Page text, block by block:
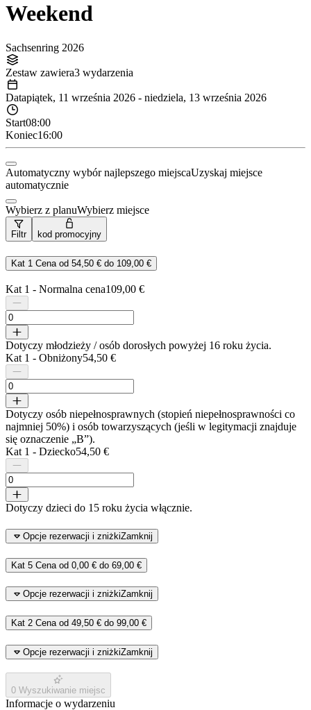
Weekend
Sachsenring 2026
Zestaw zawiera3 wydarzenia
Datapiątek, 11 września 2026 - niedziela, 13 września 2026
Start08:00
Koniec16:00
Automatyczny wybór najlepszego miejscaUzyskaj miejsce
automatycznie
Wybierz z planuWybierz miejsce
Filtr kod promocyjny
Kat 1 Cena od 54,50 € do 109,00 €
Kat 1 - Normalna cena109,00 €
Dotyczy młodzieży / osób dorosłych powyżej 16 roku życia.
Kat 1 - Obniżony54,50 €
Dotyczy osób niepełnosprawnych (stopień niepełnosprawności co
najmniej 50%) i osób towarzyszących (jeśli w legitymacji znajduje
się oznaczenie „B”).
Kat 1 - Dziecko54,50 €
Dotyczy dzieci do 15 roku życia włącznie.
Opcje rezerwacji i zniżkiZamknij
Kat 5 Cena od 0,00 € do 69,00 €
Opcje rezerwacji i zniżkiZamknij
Kat 2 Cena od 49,50 € do 99,00 €
Opcje rezerwacji i zniżkiZamknij
0 Wyszukiwanie miejsc
Informacje o wydarzeniu